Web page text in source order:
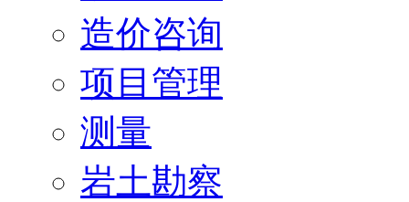
造价咨询
项目管理
测量
岩土勘察